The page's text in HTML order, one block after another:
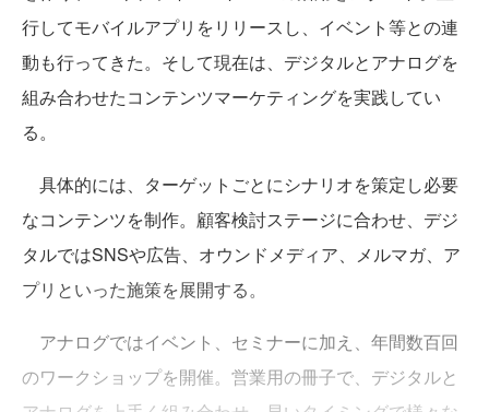
行してモバイルアプリをリリースし、イベント等との連
動も行ってきた。そして現在は、デジタルとアナログを
組み合わせたコンテンツマーケティングを実践してい
る。
具体的には、ターゲットごとにシナリオを策定し必要
なコンテンツを制作。顧客検討ステージに合わせ、デジ
タルではSNSや広告、オウンドメディア、メルマガ、ア
プリといった施策を展開する。
アナログではイベント、セミナーに加え、年間数百回
のワークショップを開催。営業用の冊子で、デジタルと